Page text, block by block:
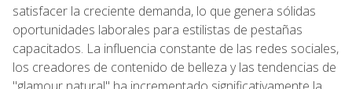
satisfacer la creciente demanda, lo que genera sólidas
oportunidades laborales para estilistas de pestañas
capacitados. La influencia constante de las redes sociales,
los creadores de contenido de belleza y las tendencias de